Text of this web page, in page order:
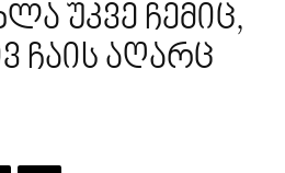
უკვე ჩემიც,
ჩაის აღარც